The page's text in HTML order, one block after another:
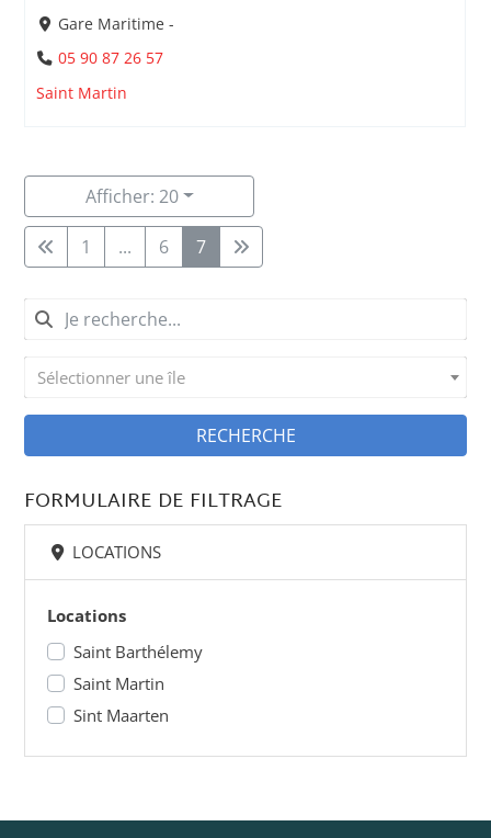
Gare Maritime -
05 90 87 26 57
Saint Martin
Afficher: 20
1 ... 6 7
Sélectionner une île
RECHERCHE
FORMULAIRE DE FILTRAGE
LOCATIONS
Locations
Saint Barthélemy
Saint Martin
Sint Maarten